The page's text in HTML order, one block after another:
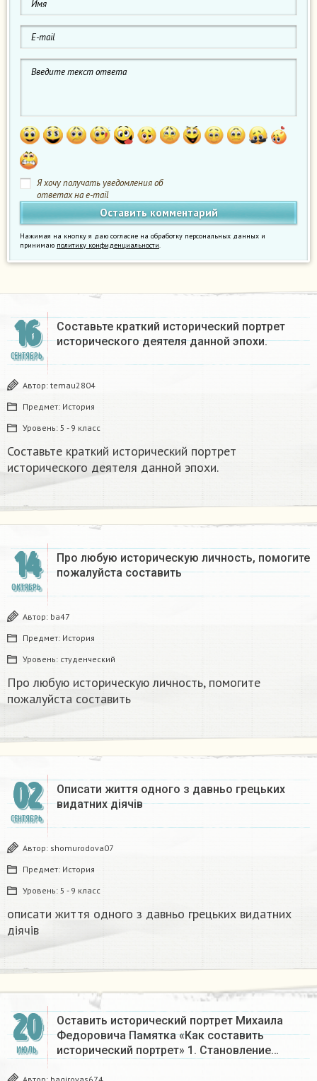
Я хочу получать уведомления об
ответах на e-mail
Нажимая на кнопку я даю согласие на обработку персональных данных и
принимаю политику конфиденциальности.
16
СЕНТЯБРЬ
Составьте краткий исторический портрет
исторического деятеля данной эпохи.
Автор: temau2804
Предмет: История
Уровень: 5 - 9 класс
Составьте краткий исторический портрет
исторического деятеля данной эпохи.
14
ОКТЯБРЬ
Про любую историческую личность, помогите
пожалуйста составить
Автор: ba47
Предмет: История
Уровень: студенческий
Про любую историческую личность, помогите
пожалуйста составить
02
СЕНТЯБРЬ
Описати життя одного з давньо грецьких
видатних діячів​
Автор: shomurodova07
Предмет: История
Уровень: 5 - 9 класс
описати життя одного з давньо грецьких видатних
діячів​
20
ИЮЛЬ
Оставить исторический портрет Михаила
Федоровича Памятка «Как составить
исторический портрет» 1. Становление…